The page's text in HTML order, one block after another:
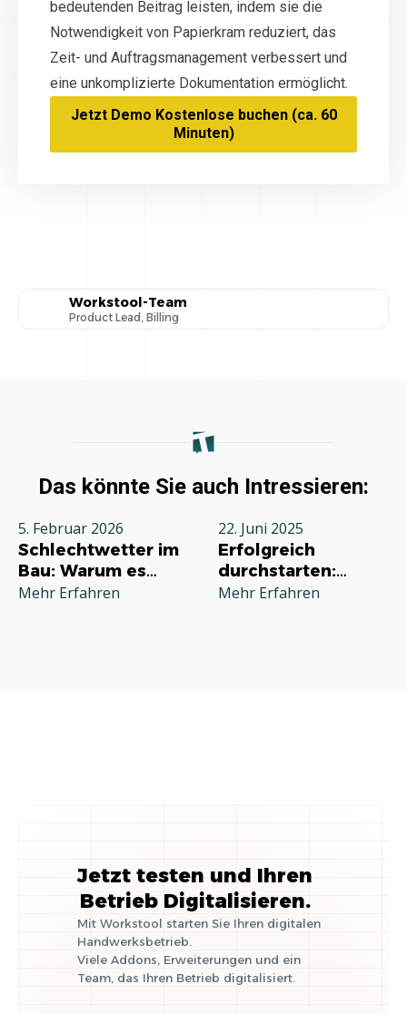
bedeutenden Beitrag leisten, indem sie die
Notwendigkeit von Papierkram reduziert, das
Zeit- und Auftragsmanagement verbessert und
eine unkomplizierte Dokumentation ermöglicht.
Jetzt Demo Kostenlose buchen (ca. 60
Minuten)
Workstool-Team
Product Lead, Billing
Das könnte Sie auch Intressieren:
5. Februar 2026
Schlechtwetter im
Bau: Warum es
jeden Betrieb
Mehr Erfahren
22. Juni 2025
Erfolgreich
durchstarten:
Deine
Mehr Erfahren
Jetzt testen und Ihren
Betrieb Digitalisieren.
Mit Workstool starten Sie Ihren digitalen
Handwerksbetrieb.
Viele Addons, Erweiterungen und ein
Team, das Ihren Betrieb digitalisiert.